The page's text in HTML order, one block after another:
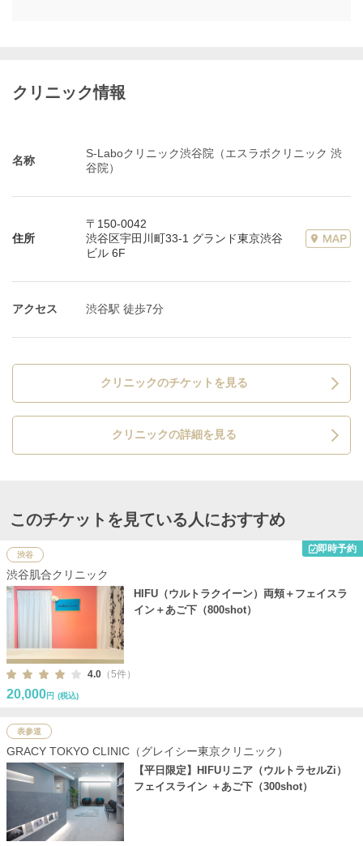
クリニック情報
名称
S-Laboクリニック渋谷院（エスラボクリニック 渋
谷院）
住所
〒150-0042
渋谷区宇田川町33-1 グランド東京渋谷
ビル 6F
アクセス 渋谷駅 徒歩7分
クリニックのチケットを見る
クリニックの詳細を見る
このチケットを見ている人におすすめ
渋谷
即時予約
渋谷肌合クリニック
HIFU（ウルトラクイーン）両頬＋フェイスラ
イン＋あご下（800shot）
4.0 （5件）
20,000円 (税込)
表参道
GRACY TOKYO CLINIC（グレイシー東京クリニック）
【平日限定】HIFUリニア（ウルトラセルZi）
フェイスライン ＋あご下（300shot）